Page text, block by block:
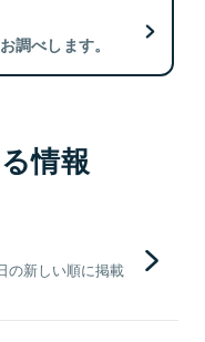
調べします。
情報
の新しい順に掲載